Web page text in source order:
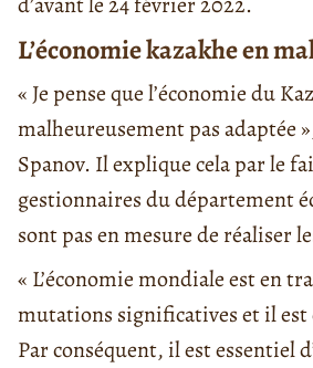
L’économie kazakhe en
« Je pense que l’économie du
malheureusement pas adaptée
Spanov. Il explique cela par le
gestionnaires du département
sont pas en mesure de réaliser
« L’économie mondiale est en
mutations significatives et il est
Par conséquent, il est essentiel